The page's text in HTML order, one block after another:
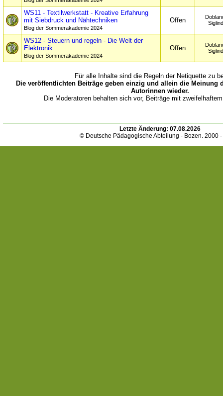
WS11 - Textilwerkstatt - Kreative Erfahrung
mit Siebdruck und Nähtechniken
Blog der Sommerakademie 2024
Offen
WS12 - Steuern und regeln - Die Welt der
Elektronik
Blog der Sommerakademie 2024
Offen
Für alle Inhalte sind die Regeln der Netiquette zu
Die veröffentlichten Beiträge geben einzig und allein die Meinung
Autorinnen wieder.
Die Moderatoren behalten sich vor, Beiträge mit
Letzte Änderung: 07.08.2026
© Deutsche Pädagogische Abteilung - Bozen. 2000 -